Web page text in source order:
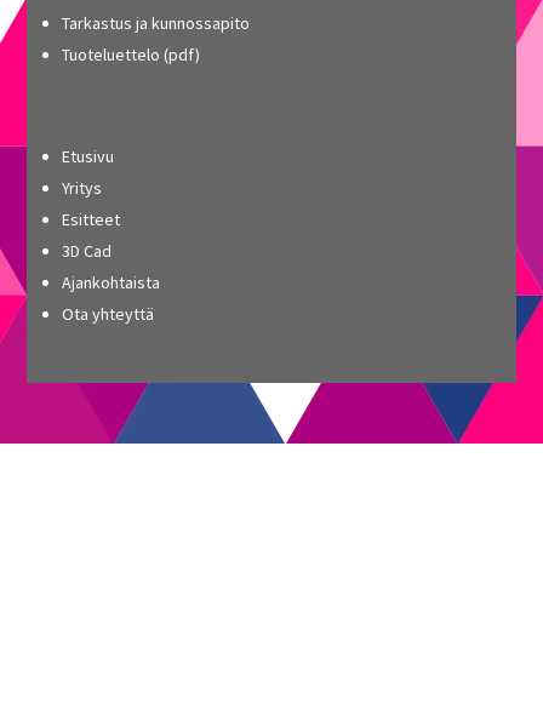
Tarkastus ja kunnossapito
Tuoteluettelo (pdf)
Etusivu
Yritys
Esitteet
3D Cad
Ajankohtaista
Ota yhteyttä